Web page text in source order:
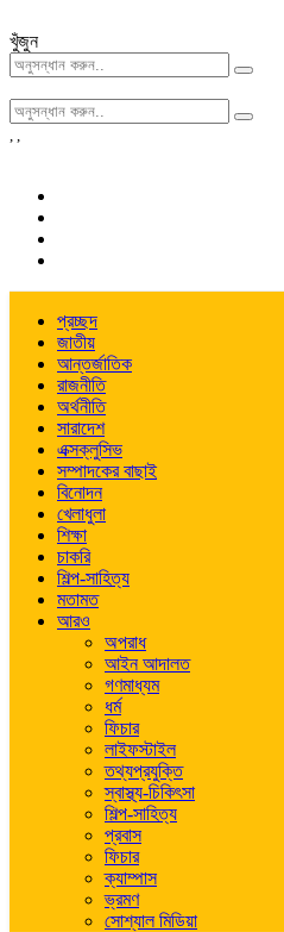
খুঁজুন
, ,
প্রচ্ছদ
জাতীয়
আন্তর্জাতিক
রাজনীতি
অর্থনীতি
সারাদেশ
এক্সক্লুসিভ
সম্পাদকের বাছাই
বিনোদন
খেলাধুলা
শিক্ষা
চাকরি
শিল্প-সাহিত্য
মতামত
আরও
অপরাধ
আইন আদালত
গণমাধ্যম
ধর্ম
ফিচার
লাইফস্টাইল
তথ্যপ্রযুক্তি
স্বাস্থ্য-চিকিৎসা
শিল্প-সাহিত্য
প্রবাস
ফিচার
ক্যাম্পাস
ভ্রমণ
সোশ্যাল মিডিয়া